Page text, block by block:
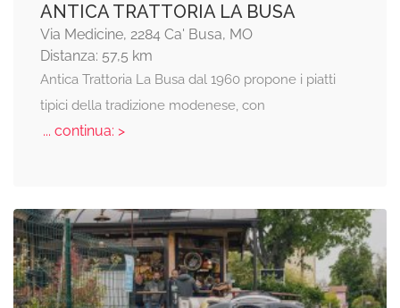
ANTICA TRATTORIA LA BUSA
Via Medicine, 2284 Ca' Busa, MO
Distanza: 57,5 km
Antica Trattoria La Busa dal 1960 propone i piatti
tipici della tradizione modenese, con
... continua: >